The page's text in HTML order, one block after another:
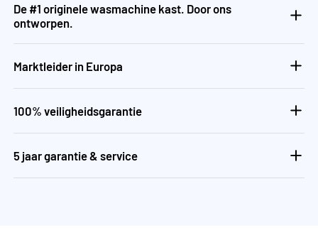
De #1 originele wasmachine kast. Door ons
ontworpen.
Marktleider in Europa
100% veiligheidsgarantie
5 jaar garantie & service